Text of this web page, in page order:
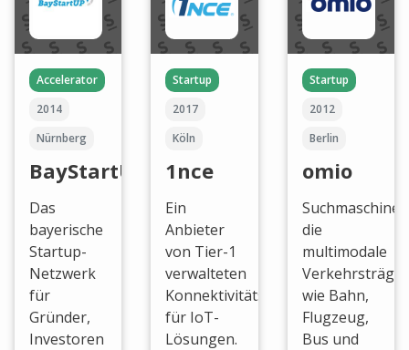
Accelerator
2014
Nürnberg
BayStartUp
Das
bayerische
Startup-
Netzwerk
für
Gründer,
Investoren
Startup
2017
Köln
1nce
Ein
Anbieter
von Tier-1
verwalteten
Konnektivitätsdiensten
für IoT-
Lösungen.
Startup
2012
Berlin
omio
Suchmaschine,
die
multimodale
Verkehrsträger
wie Bahn,
Flugzeug,
Bus und